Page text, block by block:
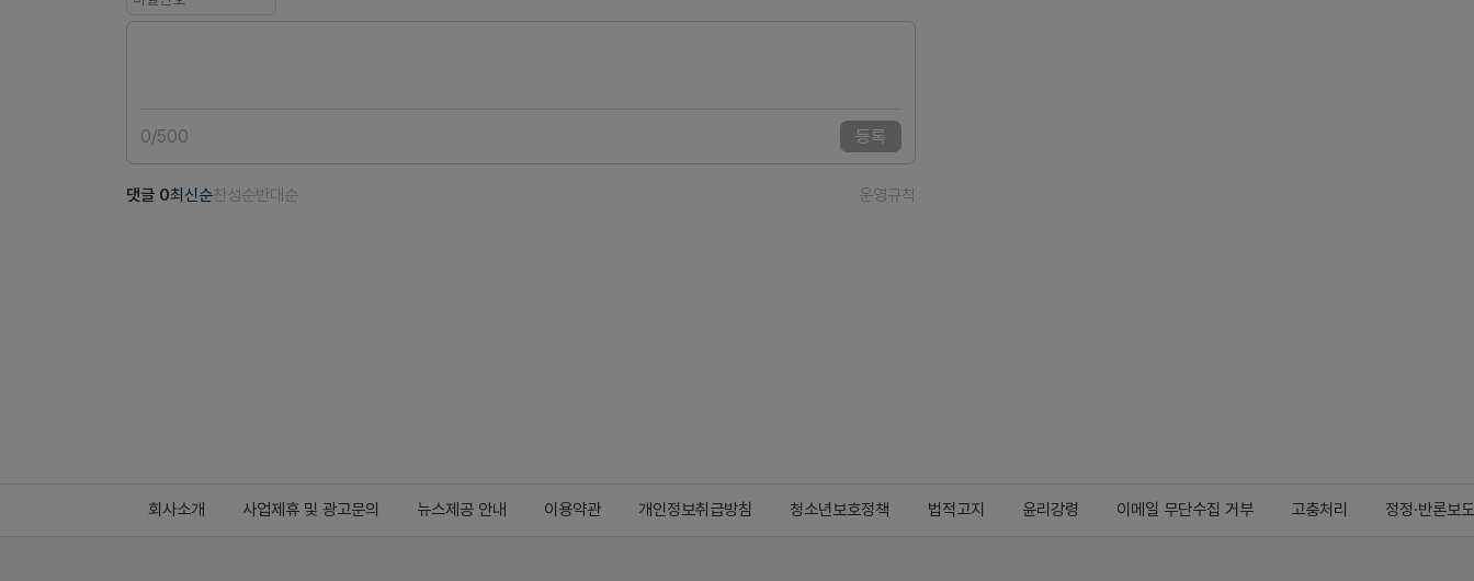
0/500 등록
댓글 0최신순찬성순반대순 운영규칙
회사소개 사업제휴 및 광고문의 뉴스제공 안내 이용약관 개인정보취급방침 청소년보호정책 법적고지 윤리강령 이메일 무단수집 거부 고충처리 정정·반론보도